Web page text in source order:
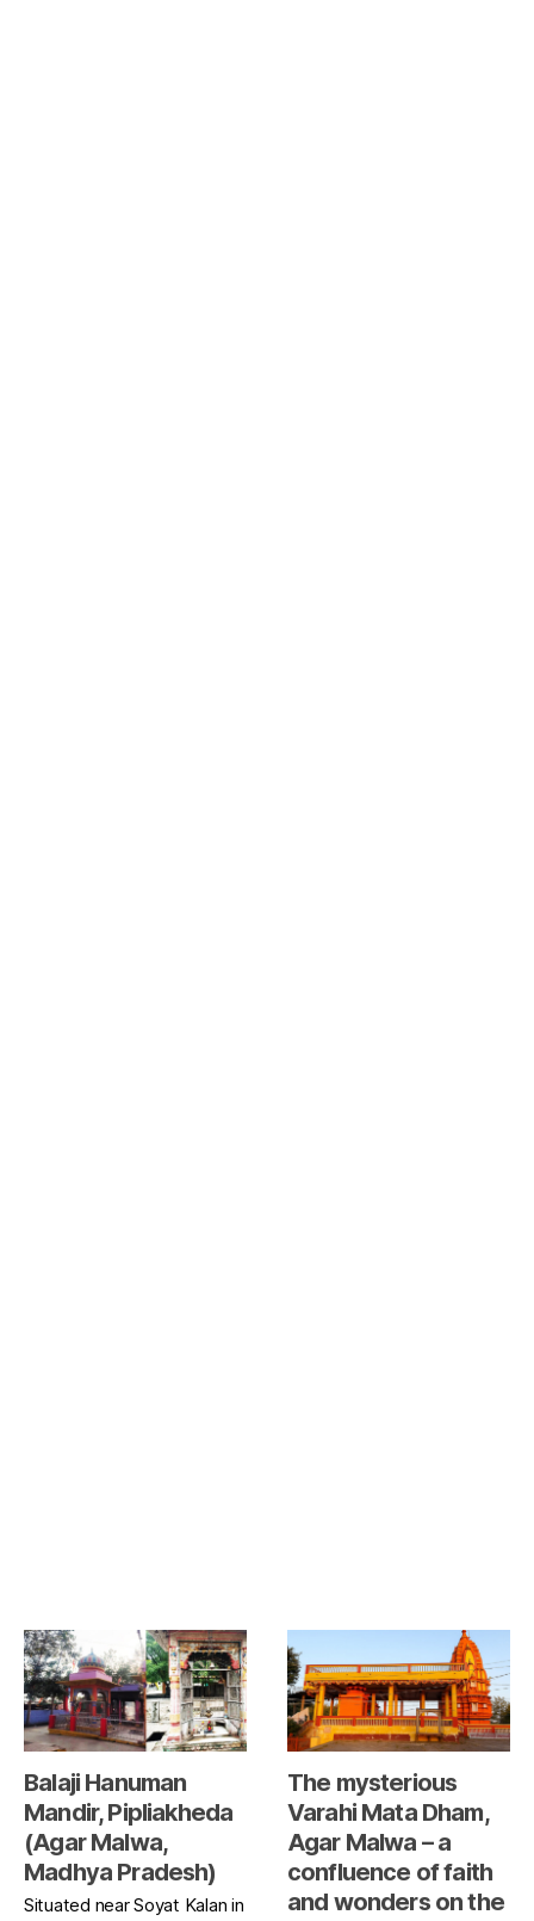
Balaji Hanuman
Mandir, Pipliakheda
(Agar Malwa,
Madhya Pradesh)
Situated near Soyat Kalan in
The mysterious
Varahi Mata Dham,
Agar Malwa – a
confluence of faith
and wonders on the